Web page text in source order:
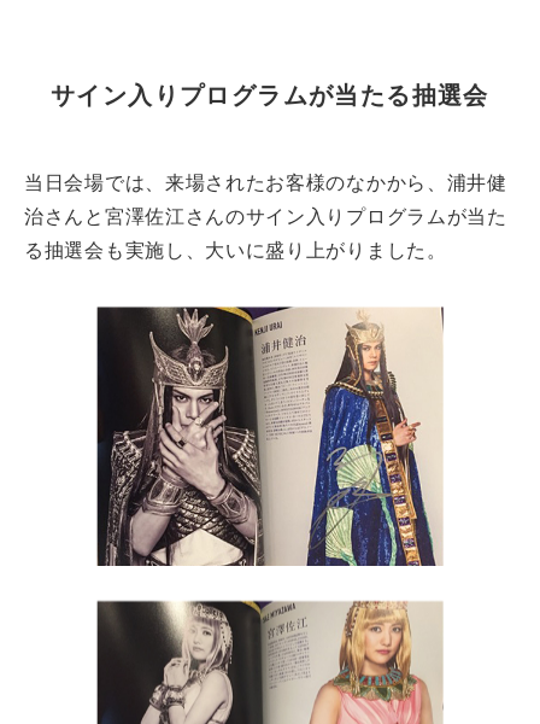
サイン入りプログラムが当たる抽選会
当日会場では、来場されたお客様のなかから、浦井健
治さんと宮澤佐江さんのサイン入りプログラムが当た
る抽選会も実施し、大いに盛り上がりました。